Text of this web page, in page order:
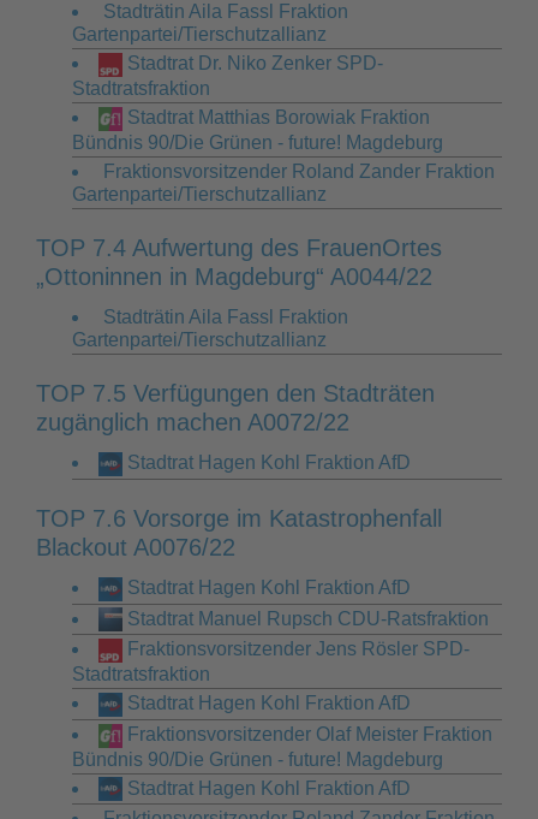
Stadträtin Aila Fassl Fraktion
Gartenpartei/Tierschutzallianz
Stadtrat Dr. Niko Zenker SPD-
Stadtratsfraktion
Stadtrat Matthias Borowiak Fraktion
Bündnis 90/Die Grünen - future! Magdeburg
Fraktionsvorsitzender Roland Zander Fraktion
Gartenpartei/Tierschutzallianz
TOP 7.4 Aufwertung des FrauenOrtes
„Ottoninnen in Magdeburg“ A0044/22
Stadträtin Aila Fassl Fraktion
Gartenpartei/Tierschutzallianz
TOP 7.5 Verfügungen den Stadträten
zugänglich machen A0072/22
Stadtrat Hagen Kohl Fraktion AfD
TOP 7.6 Vorsorge im Katastrophenfall
Blackout A0076/22
Stadtrat Hagen Kohl Fraktion AfD
Stadtrat Manuel Rupsch CDU-Ratsfraktion
Fraktionsvorsitzender Jens Rösler SPD-
Stadtratsfraktion
Stadtrat Hagen Kohl Fraktion AfD
Fraktionsvorsitzender Olaf Meister Fraktion
Bündnis 90/Die Grünen - future! Magdeburg
Stadtrat Hagen Kohl Fraktion AfD